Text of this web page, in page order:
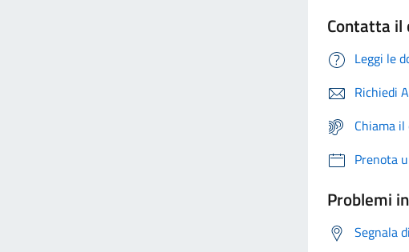
Contatta il
Leggi le
Richiedi
Chiama
Prenota
Problemi
Segnala